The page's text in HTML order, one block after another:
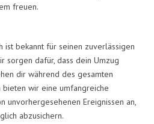
freuen.
ist bekannt für seinen zuverlässigen
sorgen dafür, dass dein Umzug
dir während des gesamten
wir eine umfangreiche
unvorhergesehenen Ereignissen an,
abzusichern.